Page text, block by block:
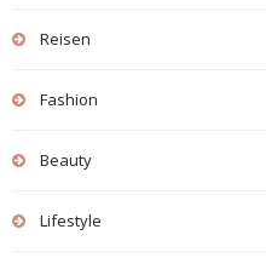
Reisen
Fashion
Beauty
Lifestyle